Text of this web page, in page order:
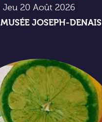
Jeu 20 Août 2026
MUSÉE JOSEPH-DENAIS